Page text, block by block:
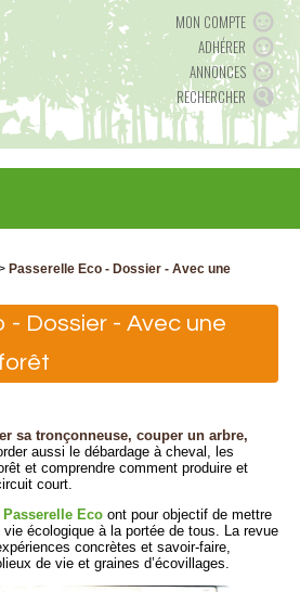
MON COMPTE
ADHÉRER
ANNONCES
RECHERCHER
Passerelle Eco - Dossier - Avec une
- Dossier - Avec une
sa tronçonneuse, couper un arbre,
aussi le débardage à cheval, les
et comprendre comment produire et
court.
Passerelle Eco ont pour objectif de mettre
écologique à la portée de tous. La revue
concrètes et savoir-faire,
de vie et graines d’écovillages.